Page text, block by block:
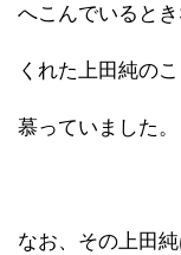
へこんでいると
くれた上田純の
慕っていました。
なお、その上田